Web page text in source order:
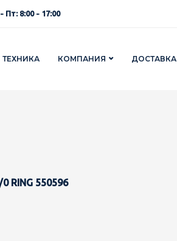
Пт: 8:00 - 17:00
ТЕХНИКА КОМПАНИЯ ДОСТАВКА
RING 550596